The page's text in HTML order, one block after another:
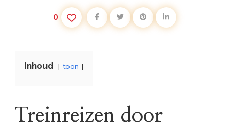
0
Inhoud toon
Treinreizen door